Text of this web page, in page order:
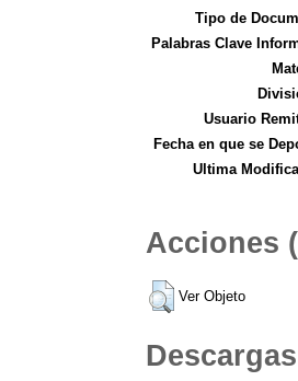
Tipo de
Palabras Clave
Usuario
Fecha en que se
Ultima
Acciones
Ver Objeto
Descargas